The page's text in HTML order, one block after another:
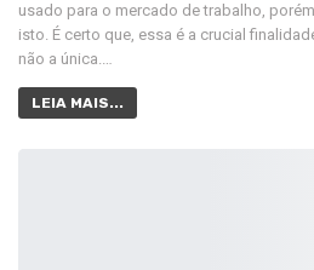
usado para o mercado de trabalho,
isto. É certo que, essa é a crucial
não a única.…
LEIA MAIS...